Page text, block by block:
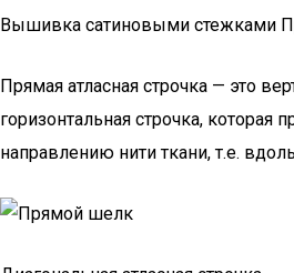
Вышивка сатиновыми стежками
Прямая атласная строчка — это
горизонтальная строчка, которая
направлению нити ткани, т.е.